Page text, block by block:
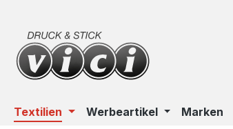
Textilien Werbeartikel Marken